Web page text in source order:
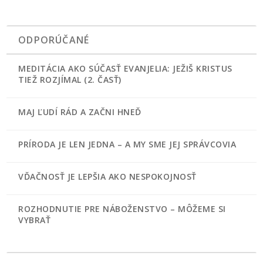
ODPORÚČANÉ
MEDITÁCIA AKO SÚČASŤ EVANJELIA: JEŽIŠ KRISTUS
TIEŽ ROZJÍMAL (2. ČASŤ)
MAJ ĽUDÍ RÁD A ZAČNI HNEĎ
PRÍRODA JE LEN JEDNA – A MY SME JEJ SPRÁVCOVIA
VĎAČNOSŤ JE LEPŠIA AKO NESPOKOJNOSŤ
ROZHODNUTIE PRE NÁBOŽENSTVO – MÔŽEME SI
VYBRAŤ